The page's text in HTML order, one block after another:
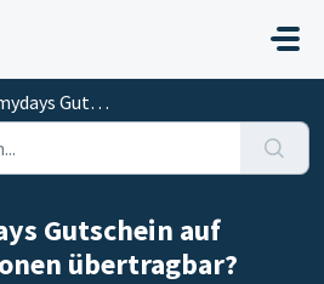
gehen
andere Personen übertragbar?
Gutschein auf
übertragbar?